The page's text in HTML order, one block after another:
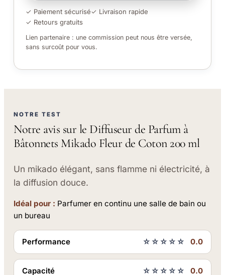
✓ Paiement sécurisé✓ Livraison rapide
✓ Retours gratuits
Lien partenaire : une commission peut nous être versée,
sans surcoût pour vous.
NOTRE TEST
Notre avis sur le Diffuseur de Parfum à
Bâtonnets Mikado Fleur de Coton 200 ml
Un mikado élégant, sans flamme ni électricité, à
la diffusion douce.
Idéal pour : Parfumer en continu une salle de bain ou
un bureau
Performance ☆☆☆☆☆ 0.0
Capacité ☆☆☆☆☆ 0.0